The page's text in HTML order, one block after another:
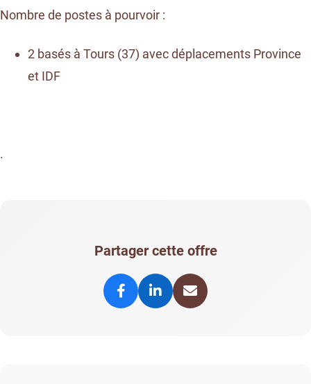
Nombre de postes à pourvoir :
2 basés à Tours (37) avec déplacements Province
et IDF
.
Partager cette offre